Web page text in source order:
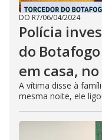
DO R7/06/04/2024
Polícia
do
em casa, no
A vítima disse à
mesma noite, ele